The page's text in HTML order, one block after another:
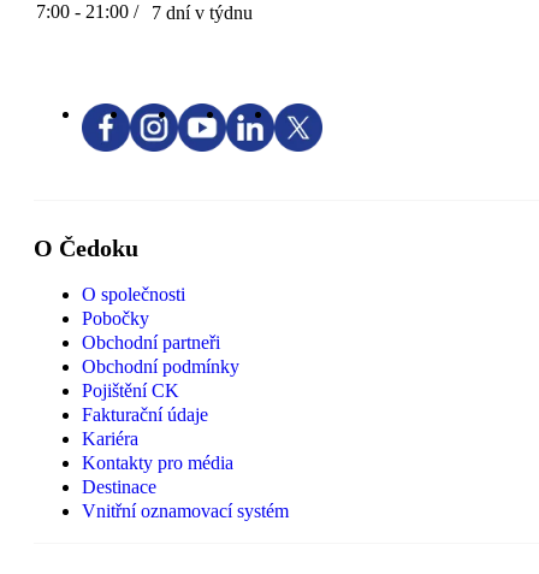
7:00 - 21:00 / 7 dní v týdnu
O Čedoku
O společnosti
Pobočky
Obchodní partneři
Obchodní podmínky
Pojištění CK
Fakturační údaje
Kariéra
Kontakty pro média
Destinace
Vnitřní oznamovací systém